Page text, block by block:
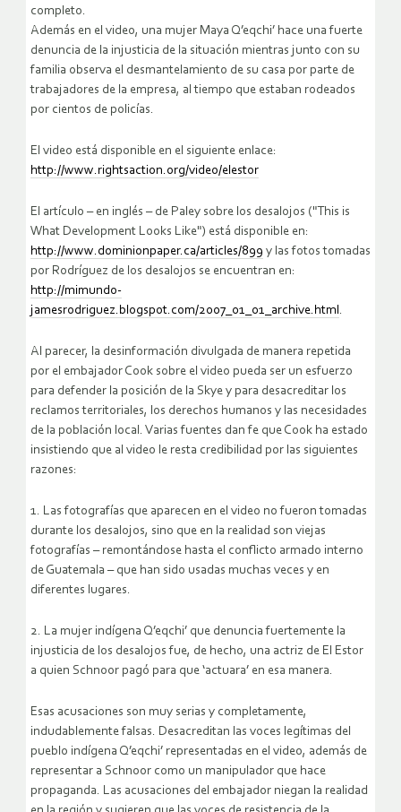
completo.
Además en el video, una mujer Maya Q’eqchi’ hace una fuerte
denuncia de la injusticia de la situación mientras junto con su
familia observa el desmantelamiento de su casa por parte de
trabajadores de la empresa, al tiempo que estaban rodeados
por cientos de policías.
El video está disponible en el siguiente enlace:
http://www.rightsaction.org/video/elestor
El artículo – en inglés – de Paley sobre los desalojos ("This is
What Development Looks Like") está disponible en:
http://www.dominionpaper.ca/articles/899 y las fotos tomadas
por Rodríguez de los desalojos se encuentran en:
http://mimundo-
jamesrodriguez.blogspot.com/2007_01_01_archive.html.
Al parecer, la desinformación divulgada de manera repetida
por el embajador Cook sobre el video pueda ser un esfuerzo
para defender la posición de la Skye y para desacreditar los
reclamos territoriales, los derechos humanos y las necesidades
de la población local. Varias fuentes dan fe que Cook ha estado
insistiendo que al video le resta credibilidad por las siguientes
razones:
1. Las fotografías que aparecen en el video no fueron tomadas
durante los desalojos, sino que en la realidad son viejas
fotografías – remontándose hasta el conflicto armado interno
de Guatemala – que han sido usadas muchas veces y en
diferentes lugares.
2. La mujer indígena Q’eqchi’ que denuncia fuertemente la
injusticia de los desalojos fue, de hecho, una actriz de El Estor
a quien Schnoor pagó para que ‘actuara’ en esa manera.
Esas acusaciones son muy serias y completamente,
indudablemente falsas. Desacreditan las voces legítimas del
pueblo indígena Q’eqchi’ representadas en el video, además de
representar a Schnoor como un manipulador que hace
propaganda. Las acusaciones del embajador niegan la realidad